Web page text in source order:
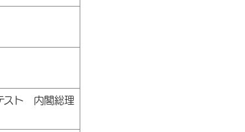
スト 内閣総理